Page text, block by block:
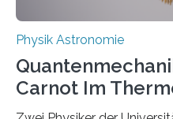
Physik Astronomie
Carnot Im